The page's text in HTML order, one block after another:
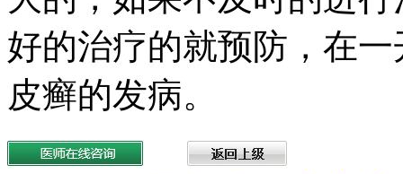
好的治疗的就预防，在
皮癣的发病。